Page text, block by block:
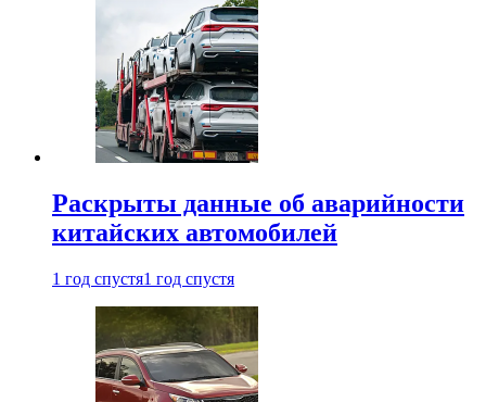
Раскрыты данные об аварийности
китайских автомобилей
1 год спустя1 год спустя